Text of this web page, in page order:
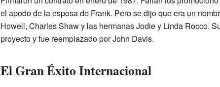
el apodo de la esposa de Frank. Pero se dijo que era un
Howell, Charles Shaw y las hermanas Jodie y Linda Rocco.
proyecto y fue reemplazado por John Davis.
El Gran Éxito Internacional